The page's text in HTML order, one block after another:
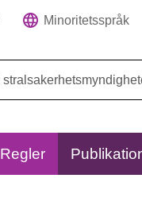
Minoritetsspråk
Regler